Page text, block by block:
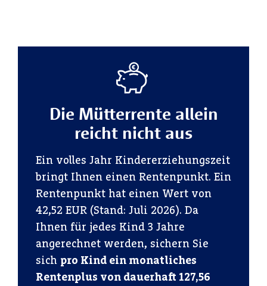
Die Mütterrente allein
reicht nicht aus
Ein volles Jahr Kindererziehungszeit
bringt Ihnen einen Rentenpunkt. Ein
Rentenpunkt hat einen Wert von
42,52 EUR (Stand: Juli 2026). Da
Ihnen für jedes Kind 3 Jahre
angerechnet werden, sichern Sie
sich pro Kind ein monatliches
Rentenplus von dauerhaft 127,56